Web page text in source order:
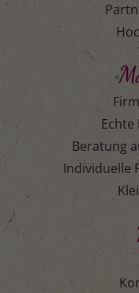
Beratung
Individuelle